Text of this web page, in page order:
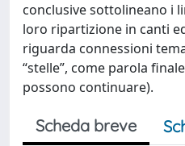
conclusive sottolineano i
loro ripartizione in canti
riguarda connessioni
“stelle”, come parola
possono continuare).
Scheda breve